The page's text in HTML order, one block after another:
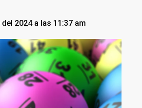
2024 a las 11:37 am